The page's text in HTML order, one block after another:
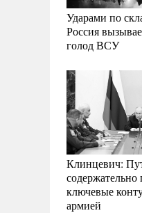
Ударами по
Россия
голод ВСУ
Клинцевич:
содержательно
ключевые
армией